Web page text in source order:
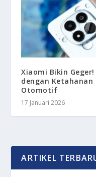
Xiaomi Bikin
dengan
Otomotif
17 Januari 2026
ARTIKEL